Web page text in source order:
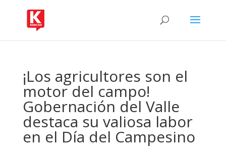
¡Los agricultores son el
motor del campo!
Gobernación del Valle
destaca su valiosa labor
en el Día del Campesino